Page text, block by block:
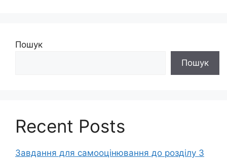
Пошук
Пошук
Recent Posts
Завдання для самооцінювання до розділу 3